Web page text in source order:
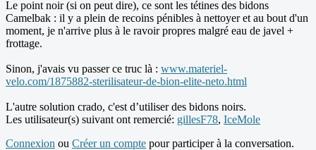
Le point noir (si on peut dire), ce sont les tétines des bidons
Camelbak : il y a plein de recoins pénibles à nettoyer et au bout d'un
moment, je n'arrive plus à le ravoir propres malgré eau de javel +
frottage.
Sinon, j'avais vu passer ce truc là : www.materiel-
velo.com/1875882-sterilisateur-de-bion-elite-neto.html
L'autre solution crado, c'est d’utiliser des bidons noirs.
Les utilisateur(s) suivant ont remercié: gillesF78, IceMole
Connexion ou Créer un compte pour participer à la conversation.